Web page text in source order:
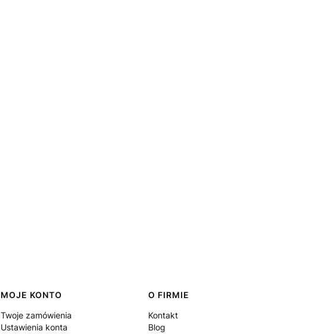
MOJE KONTO
Twoje zamówienia
Ustawienia konta
O FIRMIE
Kontakt
Blog